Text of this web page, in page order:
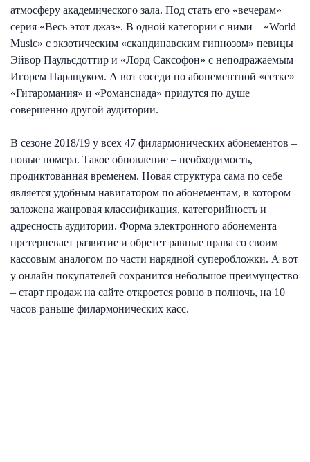
атмосферу академического зала. Под стать его «вечерам»
серия «Весь этот джаз». В одной категории с ними – «World
Music» с экзотическим «скандинавским гипнозом» певицы
Эйвор Паульсдоттир и «Лорд Саксофон» с неподражаемым
Игорем Паращуком. А вот соседи по абонементной «сетке»
«Гитаромания» и «Романсиада» придутся по душе
совершенно другой аудитории.
В сезоне 2018/19 у всех 47 филармонических абонементов –
новые номера. Такое обновление – необходимость,
продиктованная временем. Новая структура сама по себе
является удобным навигатором по абонементам, в котором
заложена жанровая классификация, категорийность и
адресность аудитории. Форма электронного абонемента
претерпевает развитие и обретет равные права со своим
кассовым аналогом по части нарядной суперобложки. А вот
у онлайн покупателей сохранится небольшое преимущество
– старт продаж на сайте откроется ровно в полночь, на 10
часов раньше филармонических касс.